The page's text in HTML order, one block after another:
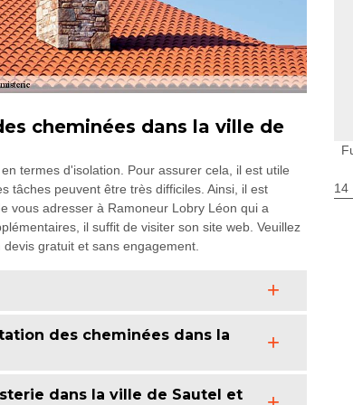
cheminées dans la ville de
termes d'isolation. Pour assurer cela, il est utile
tâches peuvent être très difficiles. Ainsi, il est
vous adresser à Ramoneur Lobry Léon qui a
il suffit de visiter son site web. Veuillez
gratuit et sans engagement.
des cheminées dans la
dans la ville de Sautel et
14